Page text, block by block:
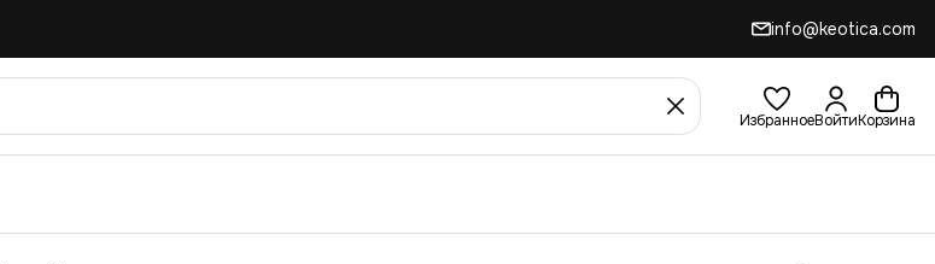
info@keotica.com
ИзбранноеВойтиКорзина